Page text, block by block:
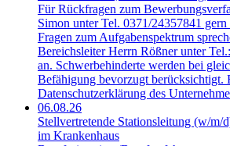
Für Rückfragen zum
Simon unter Tel. 0371/24357841
Fragen zum Aufgabenspektrum
Bereichsleiter Herrn Rößner unter
an. Schwerbehinderte werden bei
Befähigung bevorzugt berücksichtigt.
Datenschutzerklärung des
06.08.26
Stellvertretende Stationsleitung (w/m/
im Krankenhaus